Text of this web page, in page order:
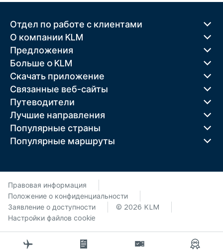
Отдел по работе с клиентами
О компании KLM
Предложения
Больше o KLM
Скачать приложение
Связанные веб-сайты
Путеводители
Лучшие направления
Популярные страны
Популярные маршруты
Правовая информация
Положение о конфиденциальности
Заявление о доступности
© 2026 KLM
Настройки файлов cookie